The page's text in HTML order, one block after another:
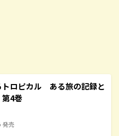
トロピカル ある旅の記録と
4巻
発売